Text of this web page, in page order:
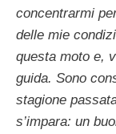
concentrarmi
delle mie
questa moto e,
guida. Sono
stagione
s’impara: un